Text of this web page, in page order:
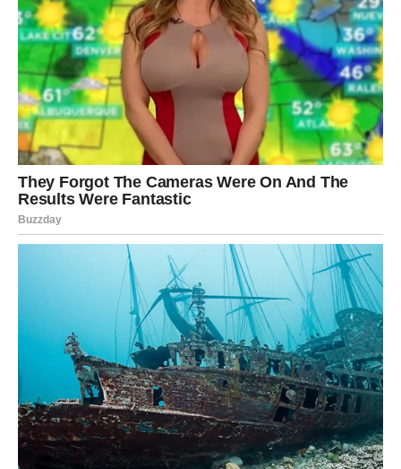
međutim, njihovo uključivanje nije obavezno. Pecite u pećnici
zagrijanoj s ventilatorom na 170 stupnjeva oko 15 do 20
minuta.
Nakon što se jelo potpuno ohladi, prije posluživanja možete
preko njega posuti šećer u prahu. Hvala vam puno na vašem
trudu; obavili ste izvrstan posao. Do sljedećeg puta, otići ću.
BONUS RECEPT:
Besprijekorno pripremljeno tijesto, nježne teksture, ostaje
divno i sljedeći dan. Služi kao odličan izbor za doručak ili
međuobrok.